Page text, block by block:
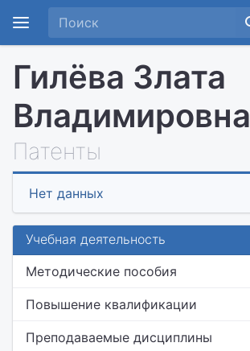
Гилёва Злата
Владимировна
Патенты
Нет данных
Учебная деятельность
Методические пособия
Повышение квалификации
Преподаваемые дисциплины